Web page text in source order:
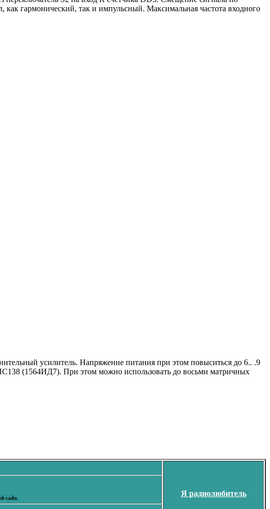
как гармонический, так и импульсный. Максимальная частота входного
усилитель. Напряжение питания при этом повыситься до 6.. .9
(1564ИД7). При этом можно использовать до восьми матричных
сайт.
Я радиолюбитель